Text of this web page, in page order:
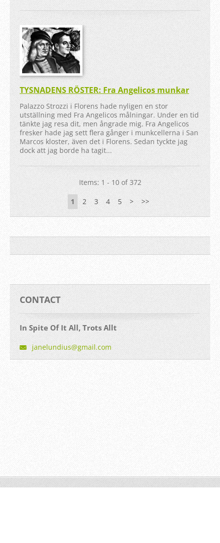
TYSNADENS RÖSTER: Fra Angelicos munkar
Palazzo Strozzi i Florens hade nyligen en stor
utställning med Fra Angelicos målningar. Under en tid
tänkte jag resa dit, men ångrade mig. Fra Angelicos
fresker hade jag sett flera gånger i munkcellerna i San
Marcos kloster, även det i Florens. Sedan tyckte jag
dock att jag borde ha tagit...
Items: 1 - 10 of 372
1 2 3 4 5 > >>
CONTACT
In Spite Of It All, Trots Allt
janelundius@gmail.com